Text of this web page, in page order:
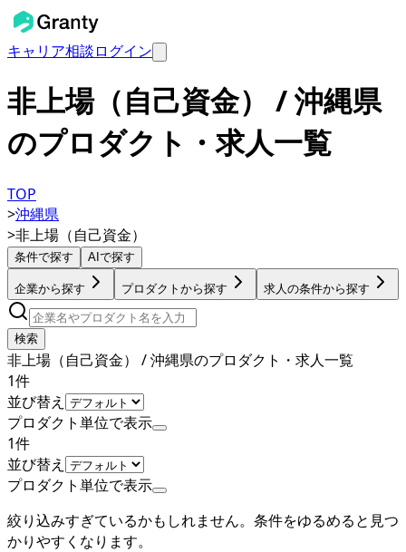
キャリア相談ログイン
非上場（自己資金） / 沖縄県
のプロダクト・求人一覧
TOP
>沖縄県
>非上場（自己資金）
条件で探す AIで探す
企業から探す プロダクトから探す 求人の条件から探す
検索
非上場（自己資金） / 沖縄県のプロダクト・求人一覧
1件
並び替え
プロダクト単位で表示
1件
並び替え
プロダクト単位で表示
絞り込みすぎているかもしれません。条件をゆるめると見つ
かりやすくなります。